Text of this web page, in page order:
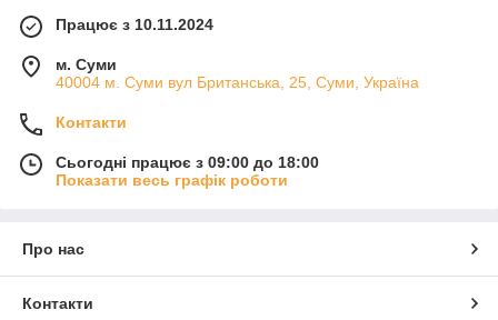
Працює з 10.11.2024
м. Суми
40004 м. Суми вул Британська, 25, Суми, Україна
Контакти
Сьогодні працює з 09:00 до 18:00
Показати весь графік роботи
Про нас
Контакти